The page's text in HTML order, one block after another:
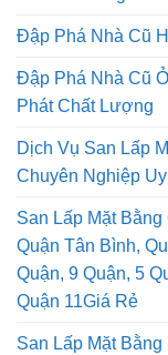
Đập Phá Nhà Cũ
Đập Phá Nhà Cũ
Phát Chất Lượng
Dịch Vụ San Lấp
Chuyên Nghiệp
San Lấp Mặt
Quận Tân Bình,
Quận, 9 Quận, 5
Quận 11Giá Rẻ
San Lấp Mặt